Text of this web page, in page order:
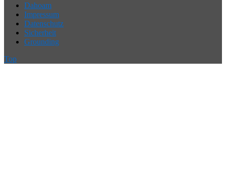
Dahoam
Impressum
Datenschutz
Sicherheit
Grounding
Top